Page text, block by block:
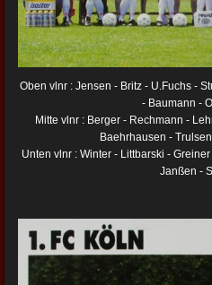
Oben vlnr : Jensen - Britz - U.Fuchs -
- Baumann -
Mitte vlnr : Berger - Rechmann -
Baehrhausen -
Unten vlnr : Winter - Littbarski -
Janßen -